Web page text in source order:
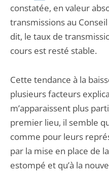
constatée, en valeur
transmissions au Conseil
dit, le taux de
cours est resté stable.
Cette tendance à la
plusieurs facteurs
m’apparaissent plus
premier lieu, il semble
comme pour leurs
par la mise en place de
estompé et qu’à la